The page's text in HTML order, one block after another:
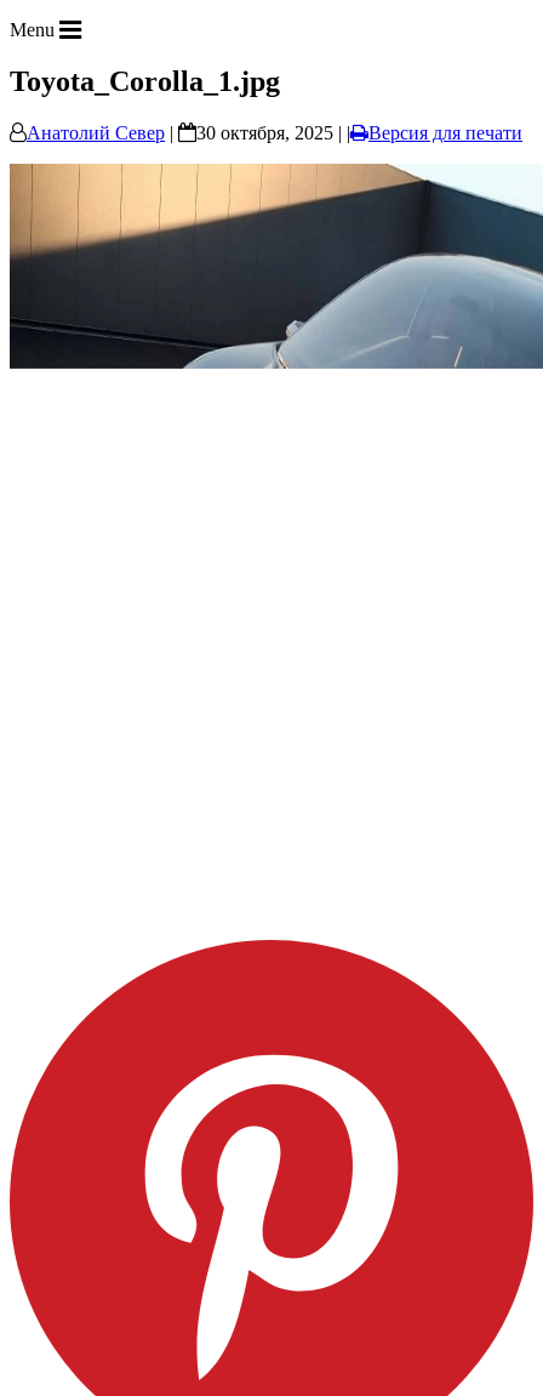
Menu
Toyota_Corolla_1.jpg
Анатолий Север | 30 октября, 2025 | | Версия для печати